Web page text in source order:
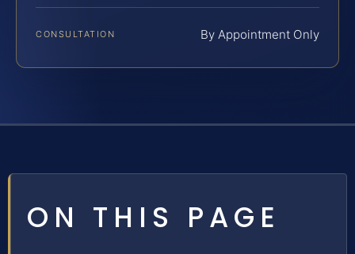
CONSULTATION By Appointment Only
ON THIS PAGE